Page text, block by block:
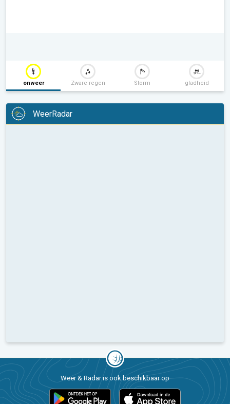
onweer Zware regen Storm gladheid
WeerRadar
Weer & Radar is ook beschikbaar op